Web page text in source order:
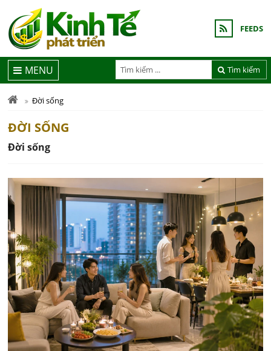
FEEDS
Tìm kiếm
MENU
Đời sống
ĐỜI SỐNG
Đời sống